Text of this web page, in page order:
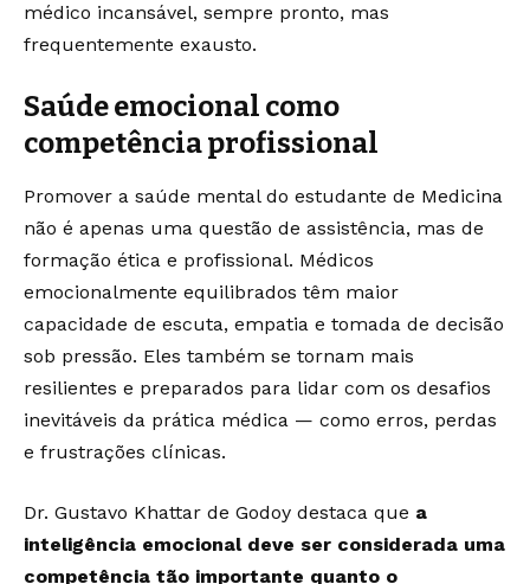
médico incansável, sempre pronto, mas
frequentemente exausto.
Saúde emocional como
competência profissional
Promover a saúde mental do estudante de Medicina
não é apenas uma questão de assistência, mas de
formação ética e profissional. Médicos
emocionalmente equilibrados têm maior
capacidade de escuta, empatia e tomada de decisão
sob pressão. Eles também se tornam mais
resilientes e preparados para lidar com os desafios
inevitáveis da prática médica — como erros, perdas
e frustrações clínicas.
Dr. Gustavo Khattar de Godoy destaca que a
inteligência emocional deve ser considerada uma
competência tão importante quanto o